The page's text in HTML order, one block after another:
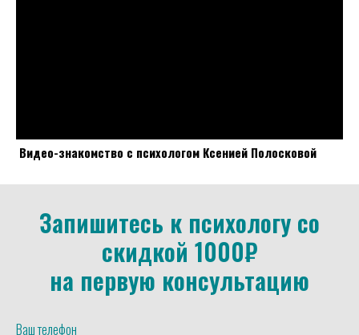
Видео-знакомство с психологом Ксенией Полосковой
Запишитесь к психологу со
скидкой 1000₽
на первую консультацию
Ваш телефон